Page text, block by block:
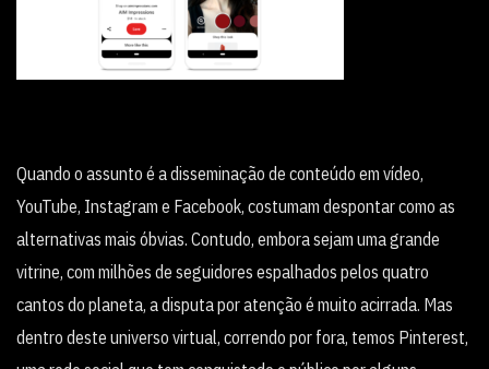
Quando o assunto é a disseminação de conteúdo em vídeo,
YouTube, Instagram e Facebook, costumam despontar como as
alternativas mais óbvias. Contudo, embora sejam uma grande
vitrine, com milhões de seguidores espalhados pelos quatro
cantos do planeta, a disputa por atenção é muito acirrada. Mas
dentro deste universo virtual, correndo por fora, temos Pinterest,